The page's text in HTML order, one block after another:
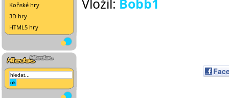
Koňské hry
3D hry
HTML5 hry
Vložil: Bobb1